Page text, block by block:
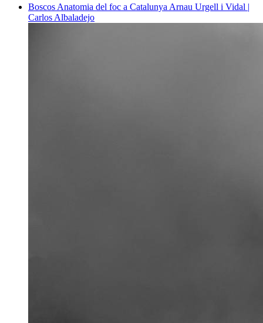
Boscos Anatomia del foc a Catalunya Arnau Urgell i Vidal |
Carlos Albaladejo